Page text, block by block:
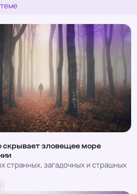
скрывает зловещее море
странных, загадочных и страшных